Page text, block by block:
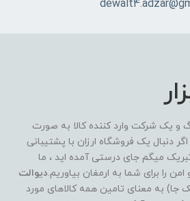
و یک شرکت وارد کننده کالا به صورت
دنبال یک فروشگاه ارزان با پشتیبانی
تبریک میگم جای درستی آمده اید ، ما
را برای شما به ارمغان بیاوریم.دیوالت
جا) به معنای تامین همه کالاهای مورد